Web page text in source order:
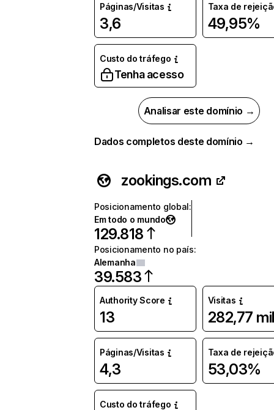
Páginas/Visitas
3,6
Taxa de
49,95%
Custo do tráfego
Tenha acesso
Analisar este domínio →
Dados completos deste domínio →
zookings.com
Posicionamento global:
Em todo o mundo
129.818
Posicionamento no país:
Alemanha
39.583
Authority Score
13
Visitas
282,77 mil
Páginas/Visitas
4,3
Taxa de
53,03%
Custo do tráfego